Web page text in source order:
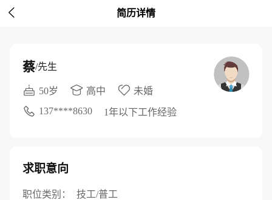
 简历详情
蔡/先生
50岁 高中
未婚
137****8630
1年以下工作经验
求职意向
职位类别：
技工/普工